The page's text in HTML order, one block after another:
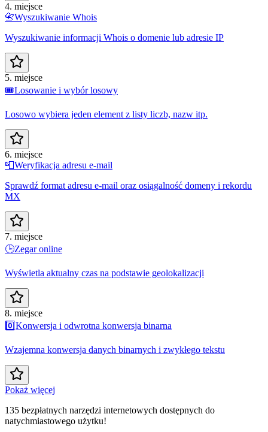
4. miejsce
📇Wyszukiwanie Whois
Wyszukiwanie informacji Whois o domenie lub adresie IP
5. miejsce
🎟️Losowanie i wybór losowy
Losowo wybiera jeden element z listy liczb, nazw itp.
6. miejsce
📮Weryfikacja adresu e-mail
Sprawdź format adresu e-mail oraz osiągalność domeny i rekordu
MX
7. miejsce
🕒Zegar online
Wyświetla aktualny czas na podstawie geolokalizacji
8. miejsce
0️⃣Konwersja i odwrotna konwersja binarna
Wzajemna konwersja danych binarnych i zwykłego tekstu
Pokaż więcej
135 bezpłatnych narzędzi internetowych dostępnych do
natychmiastowego użytku!